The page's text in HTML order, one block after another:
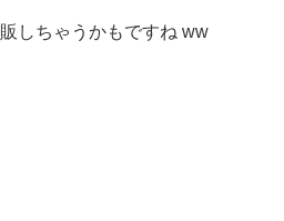
しちゃうかもですね ww